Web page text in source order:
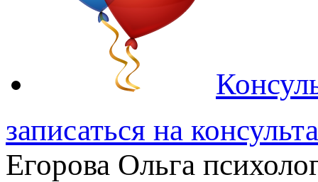
записаться на
Егорова Ольга